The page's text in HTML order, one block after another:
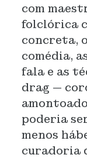
com
folclórica
concreta,
comédia,
fala e as
drag —
poderia
menos
curadoria